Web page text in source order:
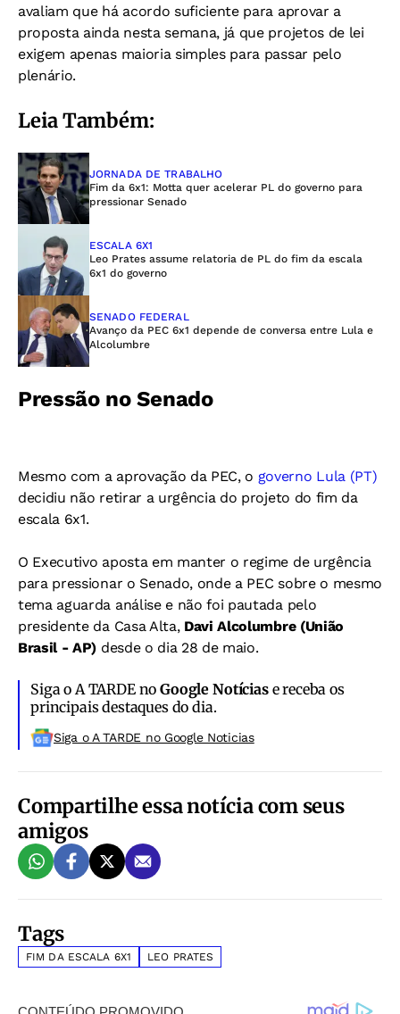
avaliam que há acordo suficiente para aprovar a
proposta ainda nesta semana, já que projetos de lei
exigem apenas maioria simples para passar pelo
plenário.
Leia Também:
JORNADA DE TRABALHO
Fim da 6x1: Motta quer acelerar PL do governo para
pressionar Senado
ESCALA 6X1
Leo Prates assume relatoria de PL do fim da escala
6x1 do governo
SENADO FEDERAL
Avanço da PEC 6x1 depende de conversa entre Lula e
Alcolumbre
Pressão no Senado
Mesmo com a aprovação da PEC, o governo Lula (PT)
decidiu não retirar a urgência do projeto do fim da
escala 6x1.
O Executivo aposta em manter o regime de urgência
para pressionar o Senado, onde a PEC sobre o mesmo
tema aguarda análise e não foi pautada pelo
presidente da Casa Alta, Davi Alcolumbre (União
Brasil - AP) desde o dia 28 de maio.
Siga o A TARDE noGoogle Notíciase receba os
principais destaques do dia.
Siga o A TARDE no Google Noticias
Compartilhe essa notícia com seus
amigos
Tags
FIM DA ESCALA 6X1 LEO PRATES